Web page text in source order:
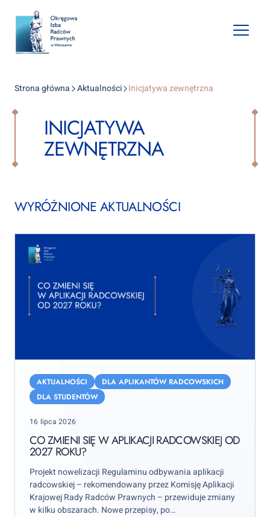
Open
Strona główna Aktualności Inicjatywa zewnętrzna
INICJATYWA
ZEWNĘTRZNA
WYRÓŻNIONE AKTUALNOŚCI
zmieni
aplikacji
radcowskiej
2027
roku?
AKTUALNOŚCI
DLA APLIKANTÓW RADCOWSKICH
DLA STUDENTÓW
Posted
16 lipca 2026
CO ZMIENI SIĘ W APLIKACJI RADCOWSKIEJ OD
2027 ROKU?
Projekt nowelizacji Regulaminu odbywania aplikacji
radcowskiej – rekomendowany przez Komisję Aplikacji
Krajowej Rady Radców Prawnych – przewiduje zmiany
w kilku obszarach. Nowe przepisy, po